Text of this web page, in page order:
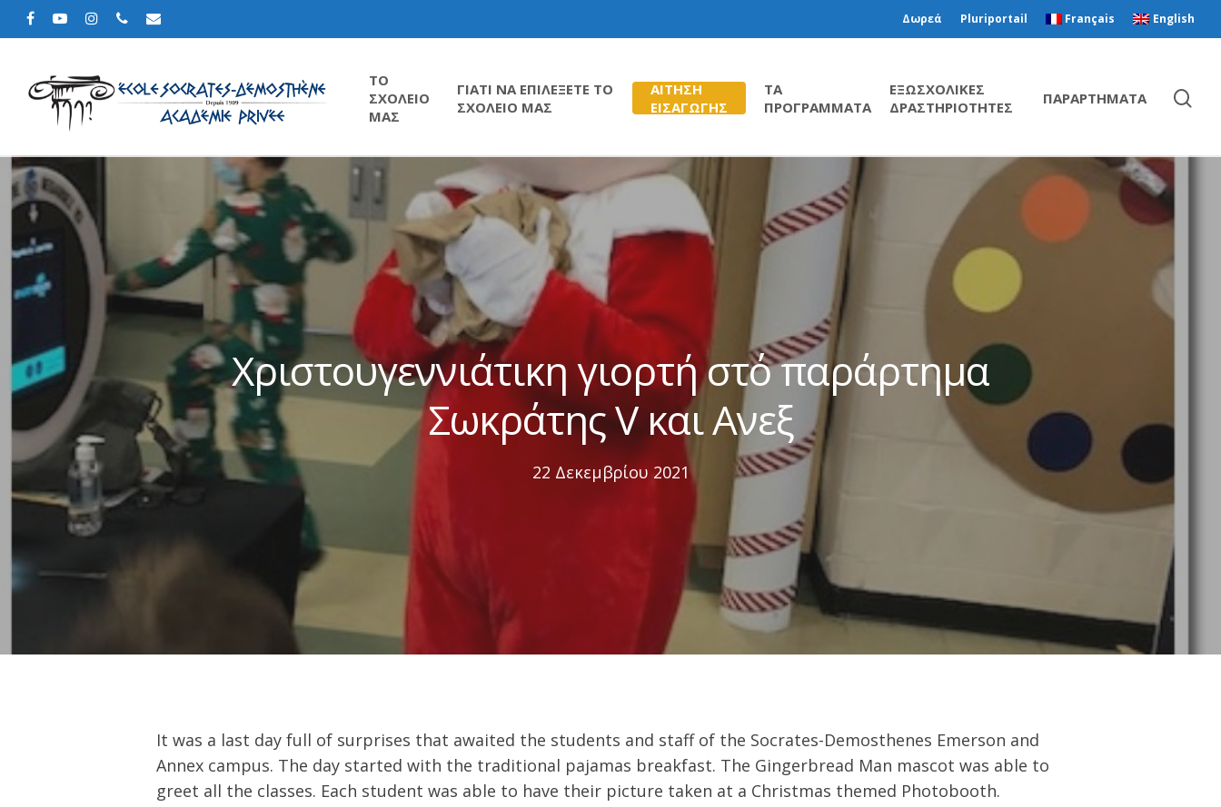
Δωρεά Pluriportail Français English
Hit enter to search or ESC to close
TΟ
ΣΧΟΛΕΙΟ
ΜΑΣ
ΓΙΑΤΙ ΝΑ ΕΠΙΛΕΞΕΤΕ ΤΟ
ΣΧΟΛΕΙΟ ΜΑΣ
ΑΙΤΗΣΗ
ΕΙΣΑΓΩΓΗΣ
ΤΑ
ΠΡΟΓΡΑΜΜΑΤΑ
ΕΞΩΣΧΟΛΙΚΕΣ
ΔΡΑΣΤΗΡΙΟΤΗΤΕΣ
ΠΑΡΑΡΤΗΜΑΤΑ
Χριστουγεννιάτικη γιορτή στό παράρτημα
Σωκράτης V και Ανεξ
22 Δεκεμβρίου 2021
It was a last day full of surprises that awaited the students and staff of the Socrates-Demosthenes Emerson and
Annex campus. The day started with the traditional pajamas breakfast. The Gingerbread Man mascot was able to
greet all the classes. Each student was able to have their picture taken at a Christmas themed Photobooth.